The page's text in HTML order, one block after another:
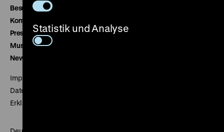
Besucherservice
Kontakt
Presse
Museumsverein
Newsletter
Impressum
Datenschutz
Erklärung digitale Barrierefreiheit
Statistik und Analyse